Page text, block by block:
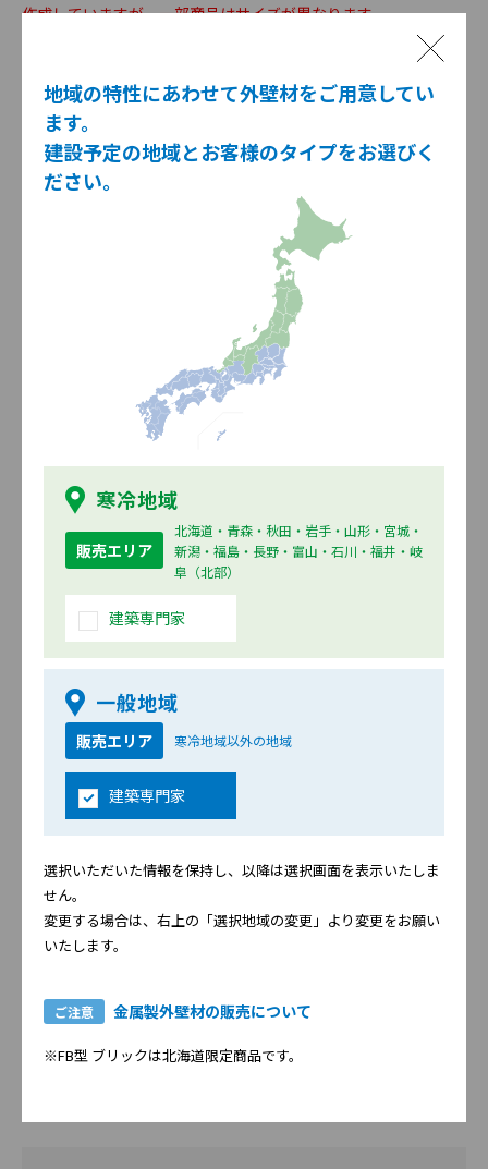
地域の特性にあわせて外壁材をご用意してい
ます。
建設予定の地域とお客様のタイプをお選びく
ださい。
寒冷地域
販売エリア
北海道・青森・秋田・岩手・山形・宮城・
新潟・福島・長野・富山・石川・福井・岐
阜（北部）
建築専門家
一般地域
販売エリア 寒冷地域以外の地域
建築専門家
選択いただいた情報を保持し、以降は選択画面を表示いたしま
せん。
変更する場合は、右上の「選択地域の変更」より変更をお願い
いたします。
ご注意 金属製外壁材の販売について
※FB型 ブリックは北海道限定商品です。
作成していますが、一部商品はサイズが異なります。
この場合、ダウンロードしたデータのファイル名にサイズを記
＜例＞AN1141_1200x1200Y.jpg
→ 壁面イメージ実寸 1200×1200mm（タテ×ヨコ）
※商品画像JPGシームレスデータは住宅外観シミュレーション等
でご利用いただくことを前提に、一定の日照条件下で色調整を
こちらを住宅外観シミュレーション等でご利用いただく場合に
は、モニタ画面上での発色が商品画像JPGデータや実物の色柄と
異なることがございます。実物の色柄は商品サンプルなどでご確
※現在の選択地域以外の情報は、選択地域の変更
フォルダの確認
厚み
21mm
(3件／1.30M)
シリーズ選択に進む
一括してフォルダへ
18mm
(736件／217.77M)
シリーズ選択に進む
16mm
(1272件／507.93M)
シリーズ選択に進む
一括してフォルダへ
14mm
シリーズ選択に進む
一括してフォルダへ